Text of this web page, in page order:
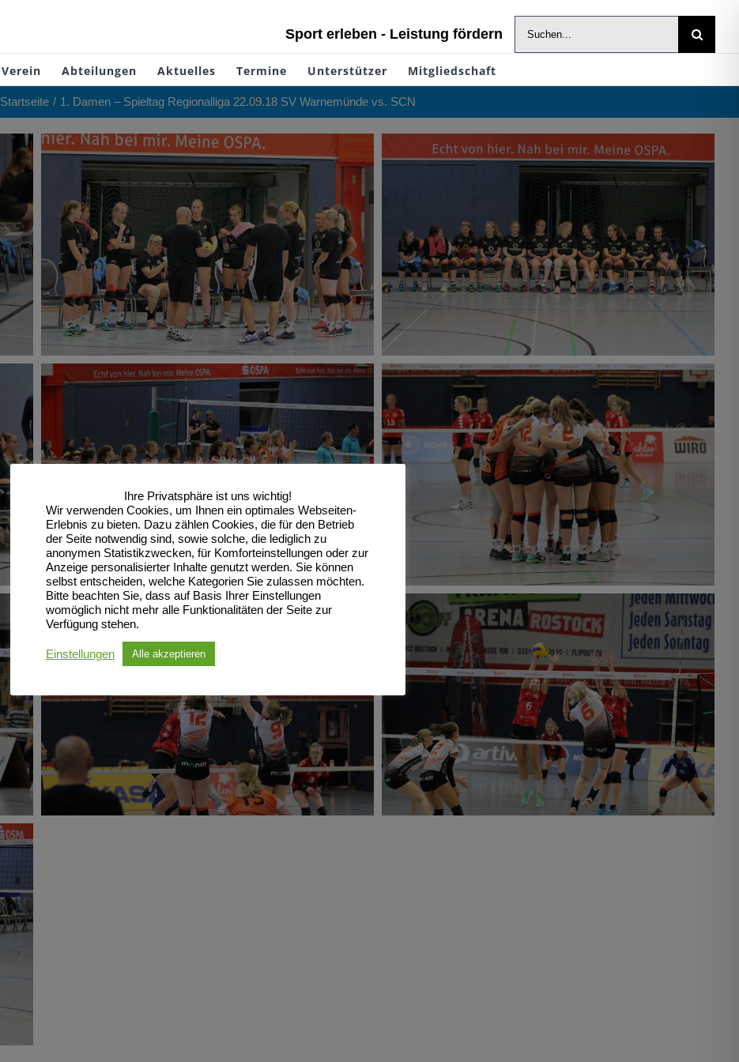
Sport erleben - Leistung fördern
Suche
nach:
Verein Abteilungen Aktuelles Termine Unterstützer Mitgliedschaft
Startseite 1. Damen – Spieltag Regionalliga 22.09.18 SV Warnemünde vs. SCN
Ihre Privatsphäre ist uns wichtig!
Wir verwenden Cookies, um Ihnen ein optimales Webseiten-
Erlebnis zu bieten. Dazu zählen Cookies, die für den Betrieb
der Seite notwendig sind, sowie solche, die lediglich zu
anonymen Statistikzwecken, für Komforteinstellungen oder zur
Anzeige personalisierter Inhalte genutzt werden. Sie können
selbst entscheiden, welche Kategorien Sie zulassen möchten.
Bitte beachten Sie, dass auf Basis Ihrer Einstellungen
womöglich nicht mehr alle Funktionalitäten der Seite zur
Verfügung stehen.
Einstellungen Alle akzeptieren